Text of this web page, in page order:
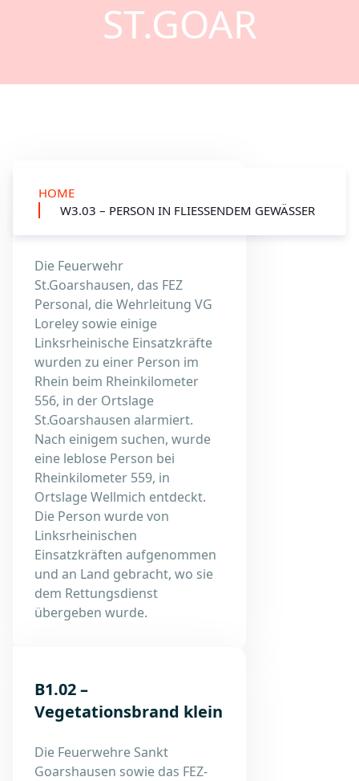
ST.GOAR
HOME
W3.03 – PERSON IN FLIESSENDEM GEWÄSSER
W3.03 – Person in
fließendem Gewässer
Die Feuerwehr
St.Goarshausen, das FEZ
Personal, die Wehrleitung VG
Loreley sowie einige
Linksrheinische Einsatzkräfte
wurden zu einer Person im
Rhein beim Rheinkilometer
556, in der Ortslage
St.Goarshausen alarmiert.
Nach einigem suchen, wurde
eine leblose Person bei
Rheinkilometer 559, in
Ortslage Wellmich entdeckt.
Die Person wurde von
Linksrheinischen
Einsatzkräften aufgenommen
und an Land gebracht, wo sie
dem Rettungsdienst
übergeben wurde.
B1.02 –
Vegetationsbrand klein
Die Feuerwehre Sankt
Goarshausen sowie das FEZ-